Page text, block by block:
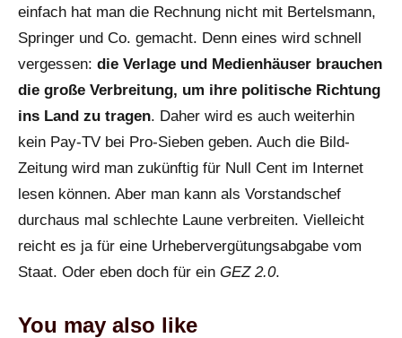
einfach hat man die Rechnung nicht mit Bertelsmann,
Springer und Co. gemacht. Denn eines wird schnell
vergessen: die Verlage und Medienhäuser brauchen
die große Verbreitung, um ihre politische Richtung
ins Land zu tragen. Daher wird es auch weiterhin
kein Pay-TV bei Pro-Sieben geben. Auch die Bild-
Zeitung wird man zukünftig für Null Cent im Internet
lesen können. Aber man kann als Vorstandschef
durchaus mal schlechte Laune verbreiten. Vielleicht
reicht es ja für eine Urhebervergütungsabgabe vom
Staat. Oder eben doch für ein GEZ 2.0.
You may also like